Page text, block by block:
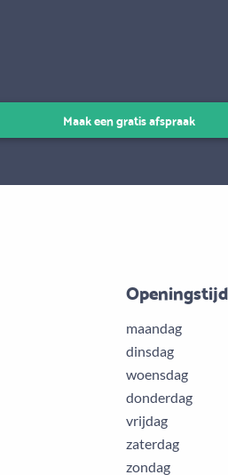
Maak een gratis afspraak
maandag
dinsdag
woensdag
donderdag
vrijdag
zaterdag
zondag